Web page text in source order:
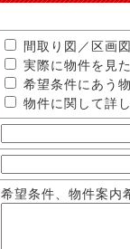
間取り図／区画
実際に物件を見
希望条件にあう
物件に関して詳
希望条件、物件案内